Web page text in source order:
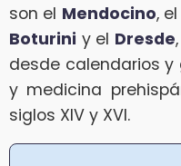
son el Mendocino, el
Boturini y el Dresde
desde calendarios
y medicina
siglos XIV y XVI.